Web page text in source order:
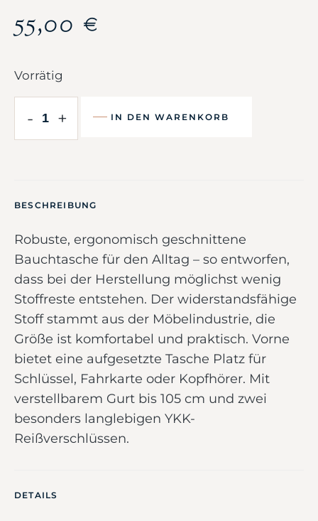
55,00 €
Vorrätig
- + IN DEN WARENKORB
BESCHREIBUNG
Robuste, ergonomisch geschnittene
Bauchtasche für den Alltag – so entworfen,
dass bei der Herstellung möglichst wenig
Stoffreste entstehen. Der widerstandsfähige
Stoff stammt aus der Möbelindustrie, die
Größe ist komfortabel und praktisch. Vorne
bietet eine aufgesetzte Tasche Platz für
Schlüssel, Fahrkarte oder Kopfhörer. Mit
verstellbarem Gurt bis 105 cm und zwei
besonders langlebigen YKK-
Reißverschlüssen.
DETAILS